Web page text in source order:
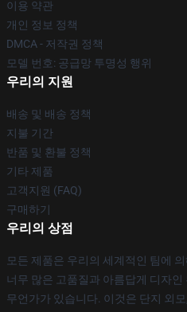
이용 약관
개인 정보 정책
DMCA - 저작권 정책
모델 번호: 공급망 투명성 행위
우리의 지원
배송 및 배송 정책
지불 기간
반품 및 환불 정책
기타 제품
고객지원 (FAQ)
구매하기
우리의 상점
모든 제품은 우리의 세계적인 팀에
너무 많은 고품질과 아름답게 디자
무언가가 있습니다. 이것은 단지 외